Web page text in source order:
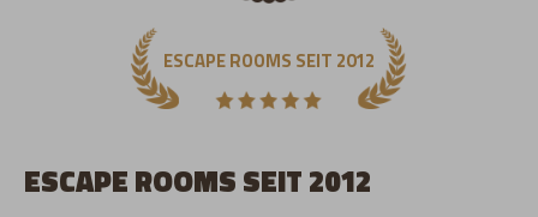
ESCAPE ROOMS SEIT 2012
ESCAPE ROOMS SEIT 2012